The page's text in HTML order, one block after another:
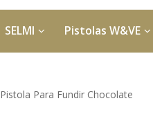
SELMI Pistolas W&VE
Pistola Para Fundir Chocolate